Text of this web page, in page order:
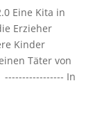
Eine Kita in
Erzieher
Kinder
Täter von
In